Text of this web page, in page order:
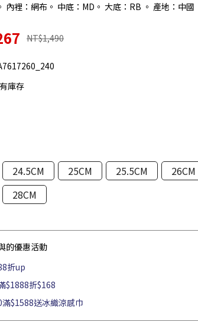
內裡：網布。 中底：MD。 大底：RB 。 產地：中國
NT$1,490
庫存
24.5CM 25CM 25.5CM 26CM
28CM
的優惠活動
折up
$1888折$168
$1588送冰織涼感巾